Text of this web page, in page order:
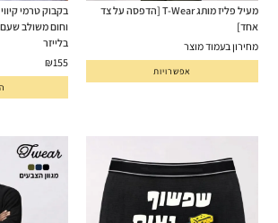
מעיל פליז מותג T-Wear [הדפסה על צד
אחד]
מחירון בעמוד מוצר
אפשרויות
בלייזר
₪155